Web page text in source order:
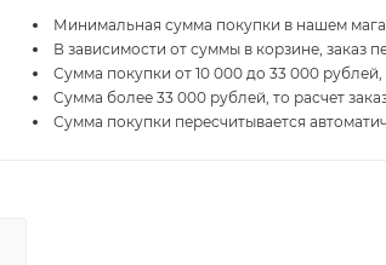
Минимальная сумма покупки в нашем
В зависимости от суммы в корзине, заказ
Сумма покупки от 10 000 до 33 000
Сумма более 33 000 рублей, то расчет
Сумма покупки пересчитывается